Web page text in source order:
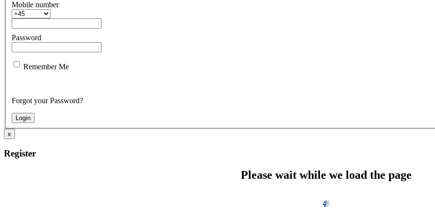
Mobile number
Password
Remember Me
Forgot your Password?
x
Register
Please wait while we load the page